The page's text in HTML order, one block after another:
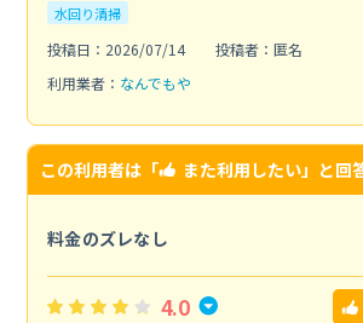
水回り清掃
投稿日：2026/07/14
投稿者：匿名
利用業者： なんでもや
この利用者は「 また利用したい」と回
料金のズレなし
4.0